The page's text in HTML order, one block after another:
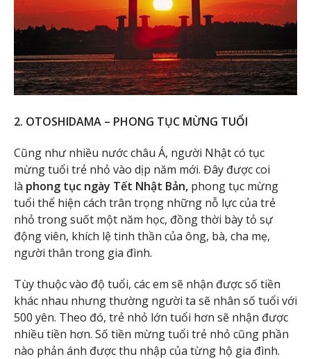
2. OTOSHIDAMA – PHONG TỤC MỪNG TUỔI
Cũng như nhiều nước châu Á, người Nhật có tục
mừng tuổi trẻ nhỏ vào dịp năm mới. Đây được coi
là phong tục ngày Tết Nhật Bản, phong tục mừng
tuổi thể hiện cách trân trọng những nỗ lực của trẻ
nhỏ trong suốt một năm học, đồng thời bày tỏ sự
động viên, khích lệ tinh thần của ông, bà, cha mẹ,
người thân trong gia đình.
Tùy thuộc vào độ tuổi, các em sẽ nhận được số tiền
khác nhau nhưng thường người ta sẽ nhân số tuổi với
500 yên. Theo đó, trẻ nhỏ lớn tuổi hơn sẽ nhận được
nhiều tiền hơn. Số tiền mừng tuổi trẻ nhỏ cũng phần
nào phản ánh được thu nhập của từng hộ gia đình.